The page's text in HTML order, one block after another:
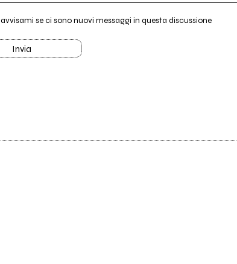
avvisami se ci sono nuovi messaggi in questa discussione
Invia